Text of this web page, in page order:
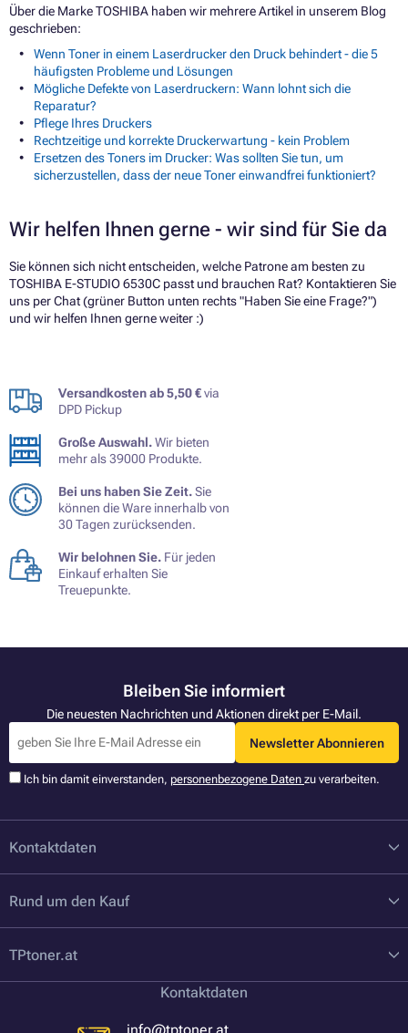
Über die Marke TOSHIBA haben wir mehrere Artikel in unserem Blog
geschrieben:
Wenn Toner in einem Laserdrucker den Druck behindert - die 5
häufigsten Probleme und Lösungen
Mögliche Defekte von Laserdruckern: Wann lohnt sich die
Reparatur?
Pflege Ihres Druckers
Rechtzeitige und korrekte Druckerwartung - kein Problem
Ersetzen des Toners im Drucker: Was sollten Sie tun, um
sicherzustellen, dass der neue Toner einwandfrei funktioniert?
Wir helfen Ihnen gerne - wir sind für Sie da
Sie können sich nicht entscheiden, welche Patrone am besten zu
TOSHIBA E-STUDIO 6530C passt und brauchen Rat? Kontaktieren Sie
uns per Chat (grüner Button unten rechts "Haben Sie eine Frage?")
und wir helfen Ihnen gerne weiter :)
Versandkosten ab 5,50 €via
DPD Pickup
Große Auswahl.Wir bieten
mehr als 39000 Produkte.
Bei uns haben Sie Zeit.Sie
können die Ware innerhalb von
30 Tagen zurücksenden.
Wir belohnen Sie. Für jeden
Einkauf erhalten Sie
Treuepunkte.
Bleiben Sie informiert
Die neuesten Nachrichten und Aktionen direkt per E-Mail.
Newsletter Abonnieren
Ich bin damit einverstanden, personenbezogene Daten zu verarbeiten.
Kontaktdaten
Rund um den Kauf
TPtoner.at
Kontaktdaten